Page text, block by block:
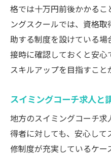
格では十万円前後かかるこ
ングスクールでは、資格
助する制度を設けている
接時に確認しておくと安心
スキルアップを目指すこと
スイミングコーチ求人と
地方のスイミングコーチ
得者に対しても、安心し
修制度が充実しているケー